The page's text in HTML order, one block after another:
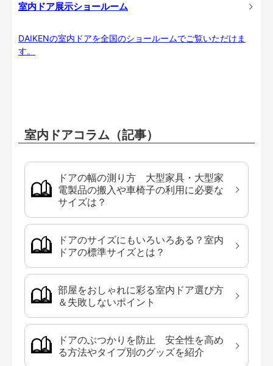
室内ドア展示ショールーム
DAIKENの室内ドアを全国のショールームでご覧いただけま
す。
室内ドアコラム（記事）
ドアの幅の測り方 大型家具・大型家
電製品の搬入や車椅子の利用に必要な
サイズは？
ドアのサイズにもいろいろある？室内
ドアの標準サイズとは？
部屋をおしゃれに彩る室内ドア選び方
＆失敗しないポイント
ドアのぶつかりを防止 安全性を高め
る方法やタイプ別のグッズを紹介